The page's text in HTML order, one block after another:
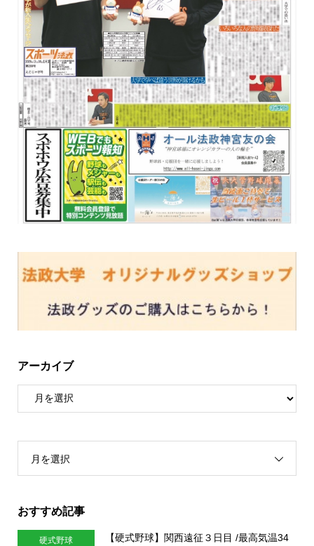
アーカイブ
月を選択
おすすめ記事
硬式野球
【硬式野球】関西遠征３日目 /最高気温34